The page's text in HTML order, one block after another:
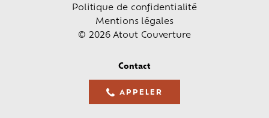
Politique de confidentialité
Mentions légales
© 2026 Atout Couverture
Contact
05 61 36 23 68
APPELER